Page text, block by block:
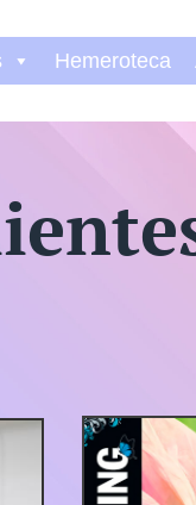
Hemeroteca